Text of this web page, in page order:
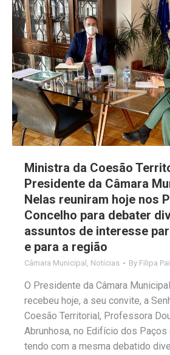
Ministra da Coesão
Presidente da Câmara
Nelas reuniram hoje nos
Concelho para debater
assuntos de interesse
e para a região
Câmara Municipal , Notícias By Filipa
O Presidente da Câmara
recebeu hoje, a seu convite, a
Coesão Territorial, Professora
Abrunhosa, no Edifício dos Paços
tendo com a mesma debatido